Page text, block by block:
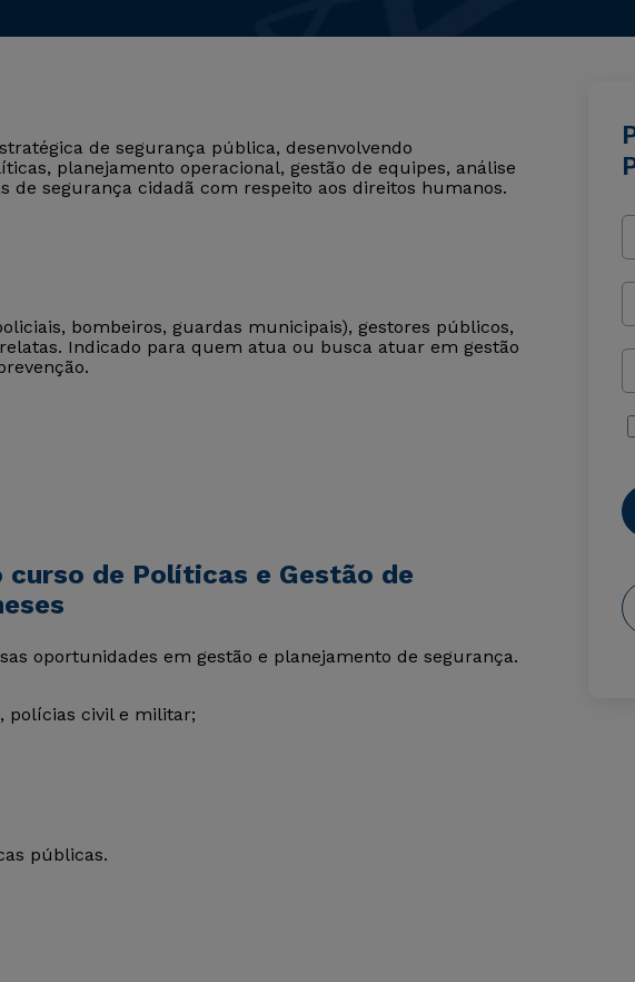
de segurança pública, desenvolvendo
planejamento operacional, gestão de equipes, análise
segurança cidadã com respeito aos direitos humanos.
bombeiros, guardas municipais), gestores públicos,
Indicado para quem atua ou busca atuar em gestão
curso de Políticas e Gestão de
oportunidades em gestão e planejamento de segurança.
polícias civil e militar;
públicas.